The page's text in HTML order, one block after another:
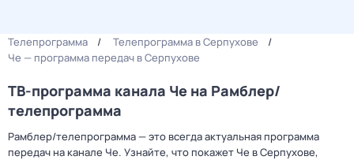
Телепрограмма
Телепрограмма в Серпухове
Че — программа передач в Серпухове
ТВ-программа канала Че на Рамблер/
телепрограмма
Рамблер/телепрограмма — это всегда актуальная программа
передач на канале Че. Узнайте, что покажет Че в Серпухове,